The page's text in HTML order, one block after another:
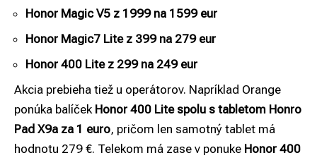
Honor Magic V5 z 1999 na 1599 eur
Honor Magic7 Lite z 399 na 279 eur
Honor 400 Lite z 299 na 249 eur
Akcia prebieha tiež u operátorov. Napríklad Orange
ponúka balíček Honor 400 Lite spolu s tabletom Honro
Pad X9a za 1 euro, pričom len samotný tablet má
hodnotu 279 €. Telekom má zase v ponuke Honor 400